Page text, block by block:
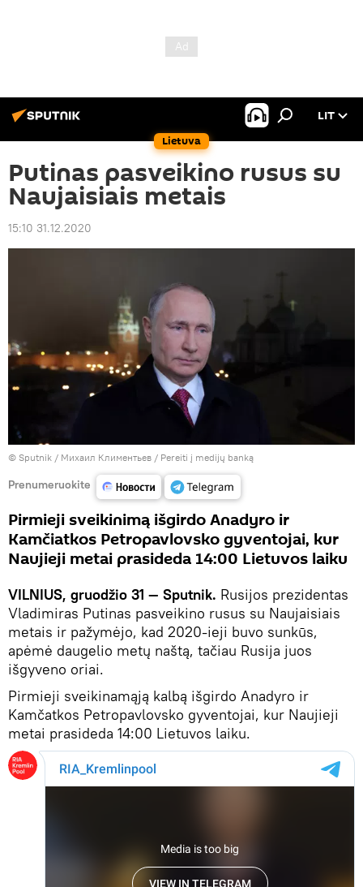
Lietuva
LIT
Putinas pasveikino rusus su
Naujaisiais metais
15:10 31.12.2020
© Sputnik / Михаил Климентьев / Pereiti į medijų banką
Prenumeruokite
Pirmieji sveikinimą išgirdo Anadyro ir
Kamčiatkos Petropavlovsko gyventojai, kur
Naujieji metai prasideda 14:00 Lietuvos laiku
VILNIUS, gruodžio 31 — Sputnik. Rusijos prezidentas
Vladimiras Putinas pasveikino rusus su Naujaisiais
metais ir pažymėjo, kad 2020-ieji buvo sunkūs,
apėmė daugelio metų naštą, tačiau Rusija juos
išgyveno oriai.
Pirmieji sveikinamąją kalbą išgirdo Anadyro ir
Kamčatkos Petropavlovsko gyventojai, kur Naujieji
metai prasideda 14:00 Lietuvos laiku.